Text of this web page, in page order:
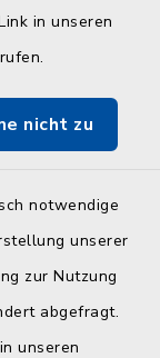
in unseren
nicht zu
notwendige
unserer
zur Nutzung
abgefragt.
unseren